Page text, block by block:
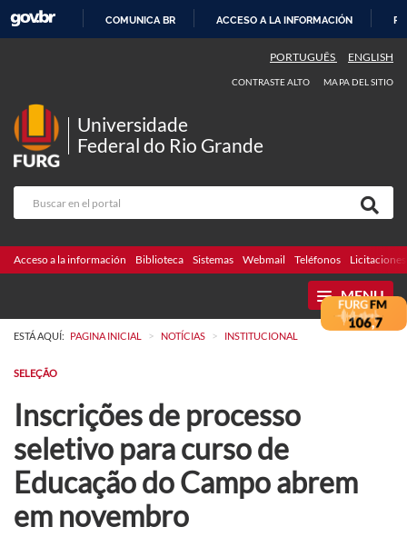
CONTENIDO
COMUNICA BR ACCESO A LA INFORMACIÓN
PORTUGUÊS ENGLISH
CONTRASTE ALTO MAPA DEL SITIO
Universidade
Federal do Rio Grande
Acceso a la información Biblioteca Sistemas Webmail Teléfonos Licitaciones
MENU
ESTÁ AQUÍ: PAGINA INICIAL > NOTÍCIAS > INSTITUCIONAL
SELEÇÃO
Inscrições de processo
seletivo para curso de
Educação do Campo abrem
em novembro